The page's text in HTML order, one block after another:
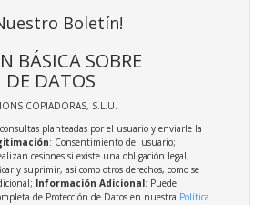
Boletín!
BÁSICA SOBRE
DE DATOS
COPIADORAS, S.L.U.
planteadas por el usuario y enviarle la
: Consentimiento del usuario;
cesiones si existe una obligación legal;
y suprimir, así como otros derechos, como se
Información Adicional: Puede
de Protección de Datos en nuestra Política